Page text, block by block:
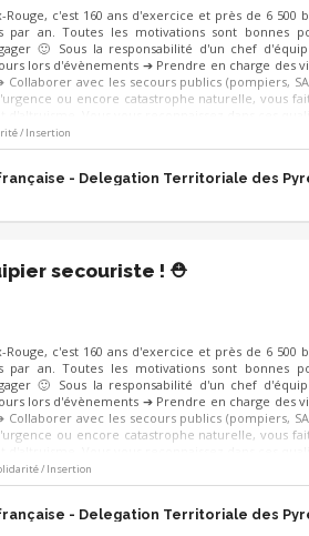
Rouge, c'est 160 ans d'exercice et près de 6 500
par an. Toutes les motivations sont bonnes
🙂 Sous la responsabilité d'un chef
lors d'évènements ➔ Prendre en charge des
avec les secours publics (pompiers,
ou encore catastrophe naturelle, vous
/ Insertion
- Delegation Territoriale des
secouriste ! ⛑️
Rouge, c'est 160 ans d'exercice et près de 6 500
par an. Toutes les motivations sont bonnes
🙂 Sous la responsabilité d'un chef
lors d'évènements ➔ Prendre en charge des
avec les secours publics (pompiers,
ou encore catastrophe naturelle, vous
/ Insertion
- Delegation Territoriale des